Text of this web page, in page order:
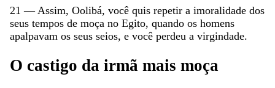
21 — Assim, Oolibá, você quis repetir a imoralidade dos
seus tempos de moça no Egito, quando os homens
apalpavam os seus seios, e você perdeu a virgindade.
O castigo da irmã mais moça